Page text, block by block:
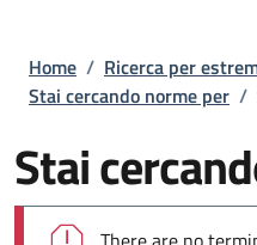
Briciole di
Home / Ricerca per
Stai cercando norme per /
Stai
Messaggio di